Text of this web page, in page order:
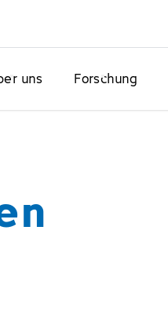
uns Forschung